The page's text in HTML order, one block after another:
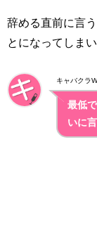
辞める直前に言
とになってしまい
キャバクラ
最低
いに